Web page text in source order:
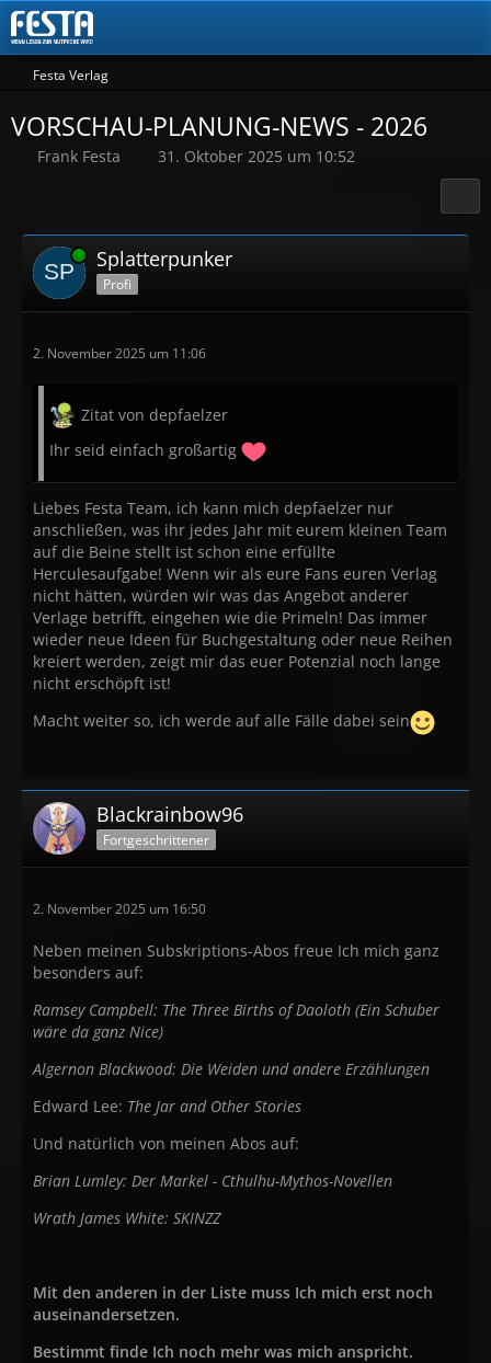
Festa Verlag
VORSCHAU-PLANUNG-NEWS - 2026
Frank Festa 31. Oktober 2025 um 10:52
Online Splatterpunker
Profi
2. November 2025 um 11:06
Zitat von depfaelzer
Ihr seid einfach großartig
Liebes Festa Team, ich kann mich depfaelzer nur
anschließen, was ihr jedes Jahr mit eurem kleinen Team
auf die Beine stellt ist schon eine erfüllte
Herculesaufgabe! Wenn wir als eure Fans euren Verlag
nicht hätten, würden wir was das Angebot anderer
Verlage betrifft, eingehen wie die Primeln! Das immer
wieder neue Ideen für Buchgestaltung oder neue Reihen
kreiert werden, zeigt mir das euer Potenzial noch lange
nicht erschöpft ist!
Macht weiter so, ich werde auf alle Fälle dabei sein
Blackrainbow96
Fortgeschrittener
2. November 2025 um 16:50
Neben meinen Subskriptions-Abos freue Ich mich ganz
besonders auf:
Ramsey Campbell: The Three Births of Daoloth (Ein Schuber
wäre da ganz Nice)
Algernon Blackwood: Die Weiden und andere Erzählungen
Edward Lee: The Jar and Other Stories
Und natürlich von meinen Abos auf:
Brian Lumley: Der Markel - Cthulhu-Mythos-Novellen
Wrath James White: SKINZZ
Mit den anderen in der Liste muss Ich mich erst noch
auseinandersetzen.
Bestimmt finde Ich noch mehr was mich anspricht.